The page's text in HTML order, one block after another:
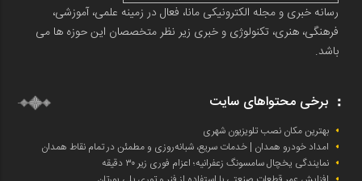
رسانه خبری و مجله الکترونیکی مانا، فعال در زمینه علمی، آموزشی،
فرهنگی، هنری، تکنولوژی و خبری زیر نظر متخصصان این حوزه ها می
باشد.
برخی محتواهای سایت
بهترین مکان نصب تلویزیون شهری
امداد خودرو همدان | خدمات سریع، شبانه‌روزی و مطمئن در تمام نقاط همدان
نمایندگی یخچال سامسونگ زعفرانیه؛ اعزام فوری زیر ۳۰ دقیقه